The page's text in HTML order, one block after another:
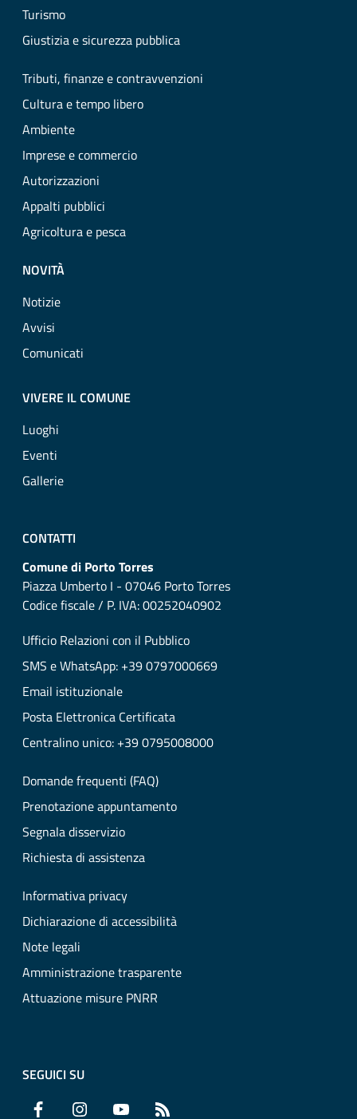
Turismo
Giustizia e sicurezza pubblica
Tributi, finanze e contravvenzioni
Cultura e tempo libero
Ambiente
Imprese e commercio
Autorizzazioni
Appalti pubblici
Agricoltura e pesca
NOVITÀ
Notizie
Avvisi
Comunicati
VIVERE IL COMUNE
Luoghi
Eventi
Gallerie
CONTATTI
Comune di Porto Torres
Piazza Umberto I - 07046 Porto Torres
Codice fiscale / P. IVA: 00252040902
Ufficio Relazioni con il Pubblico
SMS e WhatsApp: +39 0797000669
Email istituzionale
Posta Elettronica Certificata
Centralino unico: +39 0795008000
Domande frequenti (FAQ)
Prenotazione appuntamento
Segnala disservizio
Richiesta di assistenza
Informativa privacy
Dichiarazione di accessibilità
Note legali
Amministrazione trasparente
Attuazione misure PNRR
SEGUICI SU
Facebook Instagram YouTube